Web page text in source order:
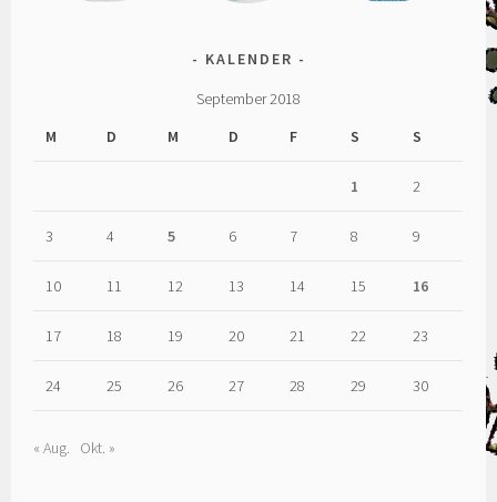
KALENDER
September 2018
M
D M D F S S
1 2
3 4 5 6 7 8 9
10 11 12 13 14 15 16
17 18 19 20 21 22 23
24 25 26 27 28 29 30
« Aug. Okt. »